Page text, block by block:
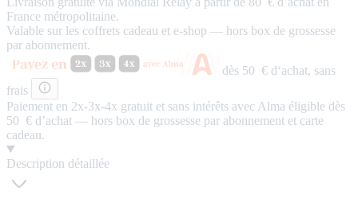
France métropolitaine.
Valable sur les coffrets cadeau et e-shop — hors box de grossesse
par abonnement.
dès 50 € d‘achat, sans
frais
Paiement en 2x-3x-4x gratuit et sans intérêts avec Alma éligible dès
50 € d’achat — hors box de grossesse par abonnement et carte
cadeau.
Description détaillée